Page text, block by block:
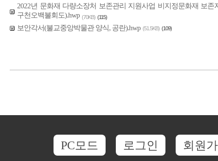
2022년 문화재 다량소장처 보존관리 지원사업 비지정문화재 보
구천오백불회도).hwp (70KB) (115)
보안각서(불교중앙박물관 양식, 공란).hwp (51.5KB) (109)
PC모드 로그인 회원